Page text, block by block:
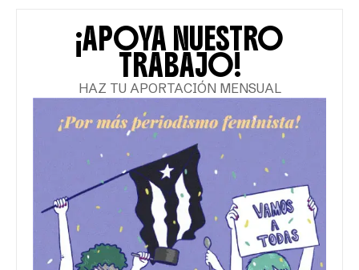
ACTUALIDAD
Llaman a marcha por la justicia
reproductiva y la autonomía
corporal